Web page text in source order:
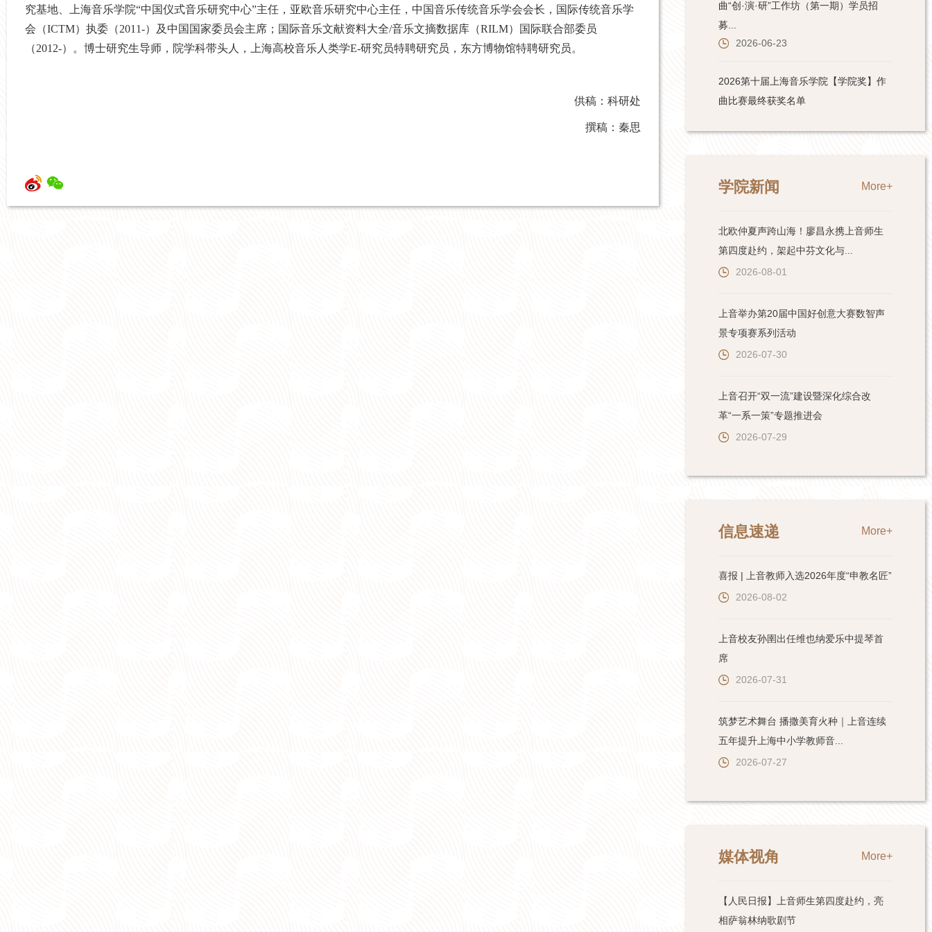
究基地、上海音乐学院“中国仪式音乐研究中心”主任，亚欧音乐研究中心主任，中国音乐传统音乐学会会长，国际传统音乐学
会（ICTM）执委（2011-）及中国国家委员会主席；国际音乐文献资料大全/音乐文摘数据库（RILM）国际联合部委员
（2012-）。博士研究生导师，院学科带头人，上海高校音乐人类学E-研究员特聘研究员，东方博物馆特聘研究员。
供稿：科研处
撰稿：秦思
学院新闻 More+
北欧仲夏声跨山海！廖昌永携上音师生
第四度赴约，架起中芬文化与...
2026-08-01
上音举办第20届中国好创意大赛数智声
景专项赛系列活动
2026-07-30
上音召开“双一流”建设暨深化综合改
革“一系一策”专题推进会
2026-07-29
信息速递 More+
喜报 | 上音教师入选2026年度“申教名匠”
2026-08-02
上音校友孙圉出任维也纳爱乐中提琴首
席
2026-07-31
筑梦艺术舞台 播撒美育火种｜上音连续
五年提升上海中小学教师音...
2026-07-27
媒体视角 More+
【人民日报】上音师生第四度赴约，亮
相萨翁林纳歌剧节